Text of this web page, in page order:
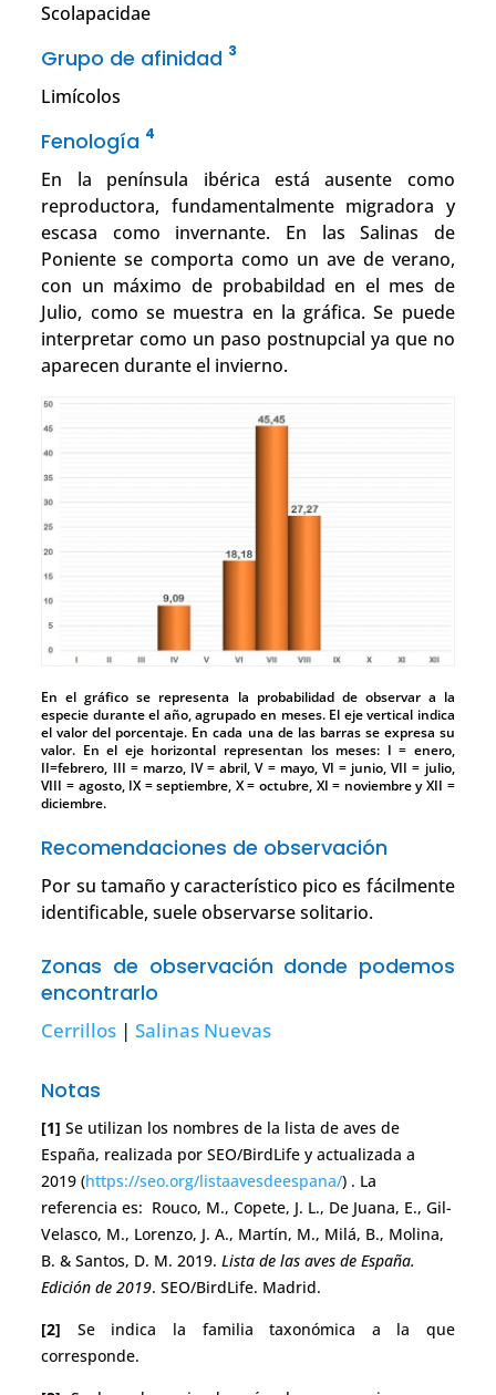
Scolapacidae
Grupo de afinidad 3
Limícolos
Fenología 4
En la península ibérica está ausente como
reproductora, fundamentalmente migradora y
escasa como invernante. En las Salinas de
Poniente se comporta como un ave de verano,
con un máximo de probabildad en el mes de
Julio, como se muestra en la gráfica. Se puede
interpretar como un paso postnupcial ya que no
aparecen durante el invierno.
En el gráfico se representa la probabilidad de observar a la
especie durante el año, agrupado en meses. El eje vertical indica
el valor del porcentaje. En cada una de las barras se expresa su
valor. En el eje horizontal representan los meses: I = enero,
II=febrero, III = marzo, IV = abril, V = mayo, VI = junio, VII = julio,
VIII = agosto, IX = septiembre, X = octubre, XI = noviembre y XII =
diciembre.
Recomendaciones de observación
Por su tamaño y característico pico es fácilmente
identificable, suele observarse solitario.
Zonas de observación donde podemos
encontrarlo
Cerrillos |Salinas Nuevas
Notas
[1] Se utilizan los nombres de la lista de aves de
España, realizada por SEO/BirdLife y actualizada a
2019 (https://seo.org/listaavesdeespana/) . La
referencia es: Rouco, M., Copete, J. L., De Juana, E., Gil-
Velasco, M., Lorenzo, J. A., Martín, M., Milá, B., Molina,
B. & Santos, D. M. 2019.Lista de las aves de España.
Edición de 2019. SEO/BirdLife. Madrid.
[2] Se indica la familia taxonómica a la que
corresponde.